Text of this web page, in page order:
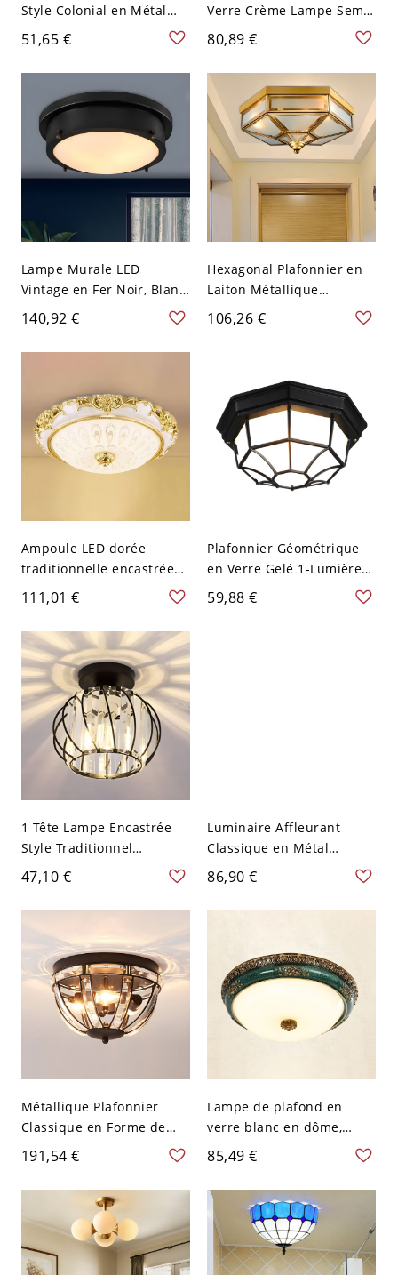
Style Colonial en Métal
Étoile-en Forme à Abat-
Jour en Verre - Noir 110 V-
120 V Transparent
51,65 €
Verre Crème Lampe Semi-
Encastrée à 1 Tête avec
Auvent Rond en Laiton
Style Classique - Laiton
110 V-120 V
80,89 €
Lampe Murale LED
Vintage en Fer Noir, Blanc
10" pour Couloir
140,92 €
Hexagonal Plafonnier en
Laiton Métallique
Traditionnel à 3/4
Ampoules Lampe
110 V-120 V 35,56 cm
106,26 €
Ampoule LED dorée
traditionnelle encastrée
au plafond avec abat-jour
en verre dépoli blanc -
110 V-120 V 30,48 cm
111,01 €
Plafonnier Géométrique
en Verre Gelé 1-Lumière
Lampe Encastrée
Traditionnelle pour Cour -
59,88 €
1 Tête Lampe Encastrée
Style Traditionnel
Plafonnier Cylindre en
Cristal Clair avec Cage
Sphérique - Noir 110 V-
47,10 €
Luminaire Affleurant
Classique en Métal
Sculpté Plafonnier avec
Abat-Jour de Bol en Verre
Dépoli - 110 V-120 V
86,90 €
Métallique Plafonnier
Classique en Forme de
Cage de Bol Luminaire
Encastré avec Décor de
Cristal Clair - 110 V-120 V
191,54 €
Lampe de plafond en
verre blanc en dôme,
luminaire LED pour
grande pièce de
campagne, montage
encastré en vert, 14" de
large
85,49 €